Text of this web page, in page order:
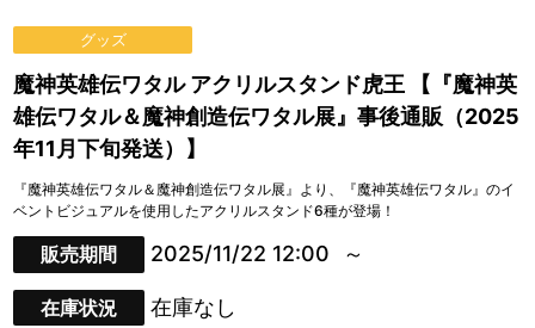
グッズ
魔神英雄伝ワタル アクリルスタンド虎王 【『魔神英
雄伝ワタル＆魔神創造伝ワタル展』事後通販（2025
年11月下旬発送）】
『魔神英雄伝ワタル＆魔神創造伝ワタル展』より、『魔神英雄伝ワタル』のイ
ベントビジュアルを使用したアクリルスタンド6種が登場！
販売期間 2025/11/22 12:00
在庫状況 在庫なし